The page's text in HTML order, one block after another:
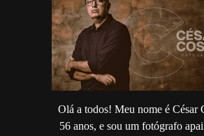
Olá a todos! Meu nome é César
56 anos, e sou um fotógrafo